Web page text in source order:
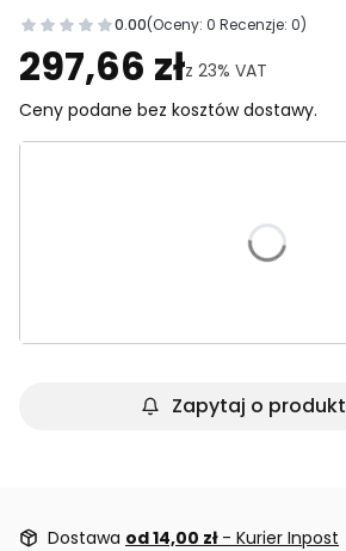
0.00(Oceny: 0 Recenzje: 0)
Przejdź do sekcji Opinie
297,66 złz 23% VAT
Ceny podane bez kosztów dostawy.
Zapytaj o produkt
Dostawa od 14,00 zł - Kurier Inpost